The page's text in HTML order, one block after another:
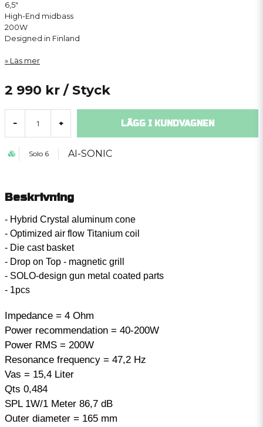
6,5″
High-End midbass
200W
Designed in Finland
Läs mer
2 990 kr / Styck
- + LÄGG I KUNDVAGNEN
Solo 6 AI-SONIC
Beskrivning
- Hybrid Crystal aluminum cone
- Optimized air flow Titanium coil
- Die cast basket
- Drop on Top - magnetic grill
- SOLO-design gun metal coated parts
- 1pcs
Impedance = 4 Ohm
Power recommendation = 40-200W
Power RMS = 200W
Resonance frequency = 47,2 Hz
Vas = 15,4 Liter
Qts 0,484
SPL 1W/1 Meter 86,7 dB
Outer diameter = 165 mm